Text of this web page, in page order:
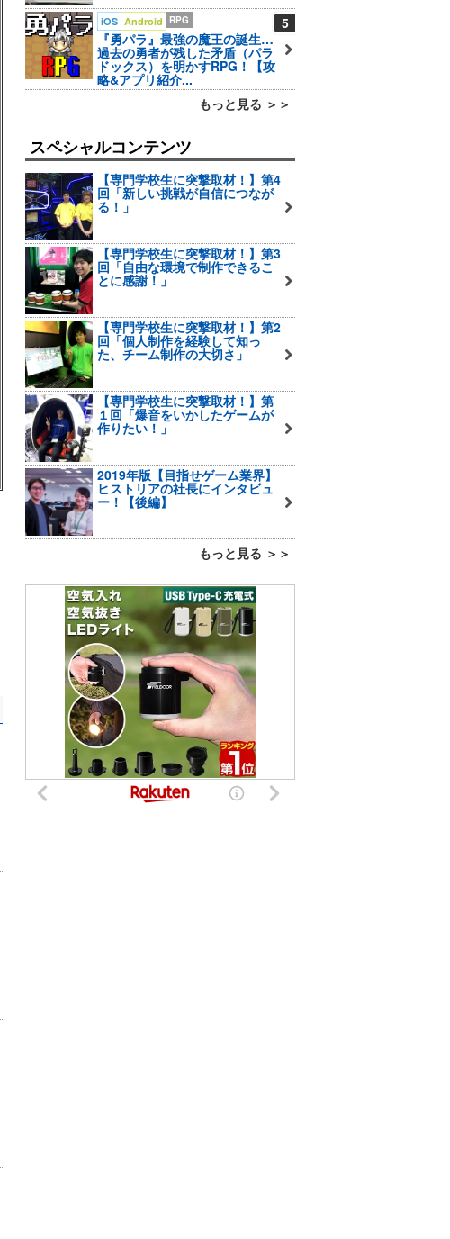
5
iOS Android RPG
『勇パラ』最強の魔王の誕生…
過去の勇者が残した矛盾（パラ
ドックス）を明かすRPG！【攻
略&アプリ紹介...
もっと見る ＞＞
スペシャルコンテンツ
【専門学校生に突撃取材！】第4
回「新しい挑戦が自信につなが
る！」
【専門学校生に突撃取材！】第3
回「自由な環境で制作できるこ
とに感謝！」
【専門学校生に突撃取材！】第2
回「個人制作を経験して知っ
た、チーム制作の大切さ」
【専門学校生に突撃取材！】第
１回「爆音をいかしたゲームが
作りたい！」
2019年版【目指せゲーム業界】
ヒストリアの社長にインタビュ
ー！【後編】
もっと見る ＞＞